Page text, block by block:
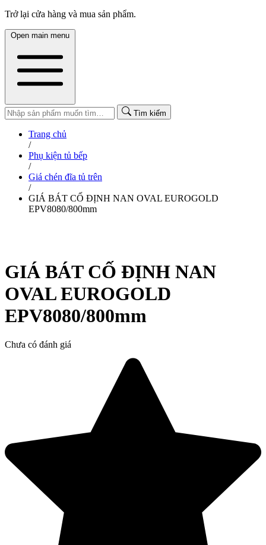
Trở lại cửa hàng và mua sản phẩm.
Open main menu
Tìm kiếm
Trang chủ
/
Phụ kiện tủ bếp
/
Giá chén đĩa tủ trên
/
GIÁ BÁT CỐ ĐỊNH NAN OVAL EUROGOLD
EPV8080/800mm
GIÁ BÁT CỐ ĐỊNH NAN
OVAL EUROGOLD
EPV8080/800mm
Chưa có đánh giá